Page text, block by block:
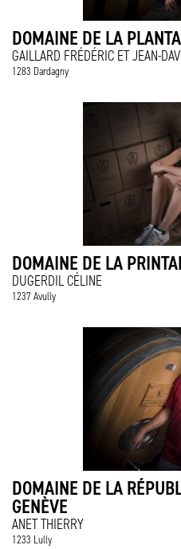
DOMAINE DE LA PLANTA
GAILLARD FRÉDÉRIC ET JEAN-
1283 Dardagny
DOMAINE DE LA
DUGERDIL CÉLINE
1237 Avully
DOMAINE DE LA
GENÈVE
ANET THIERRY
1233 Lully